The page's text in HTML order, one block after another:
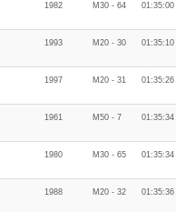
1982 M30 - 64 01:35:00
1993 M20 - 30 01:35:10
1997 M20 - 31 01:35:26
1961 M50 - 7 01:35:34
1980 M30 - 65 01:35:34
1988 M20 - 32 01:35:36